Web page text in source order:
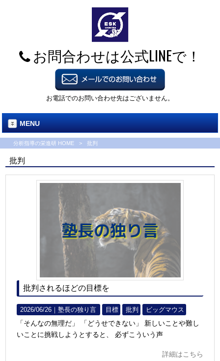
お問合わせは公式LINEで！
お電話でのお問い合わせ先はございません。
MENU
分析指導の栄進研 HOME > 批判
批判
批判されるほどの目標を
2026/06/26｜塾長の独り言 目標 批判 ビッグマウス
「そんなの無理だ」 「どうせできない」 新しいことや難し
いことに挑戦しようとすると、 必ずこういう声
詳細はこちら